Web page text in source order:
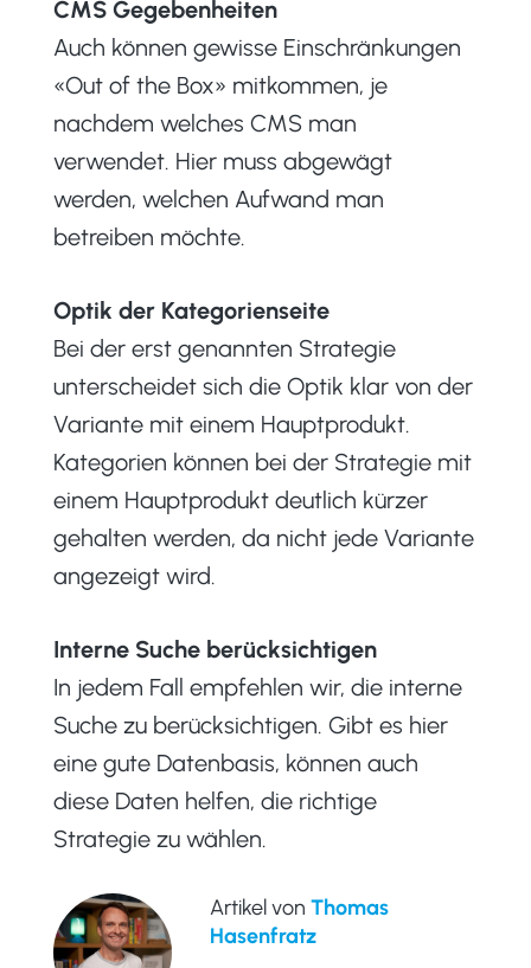
CMS Gegebenheiten
Auch können gewisse Einschränkungen
«Out of the Box» mitkommen, je
nachdem welches CMS man
verwendet. Hier muss abgewägt
werden, welchen Aufwand man
betreiben möchte.
Optik der Kategorienseite
Bei der erst genannten Strategie
unterscheidet sich die Optik klar von der
Variante mit einem Hauptprodukt.
Kategorien können bei der Strategie mit
einem Hauptprodukt deutlich kürzer
gehalten werden, da nicht jede Variante
angezeigt wird.
Interne Suche berücksichtigen
In jedem Fall empfehlen wir, die interne
Suche zu berücksichtigen. Gibt es hier
eine gute Datenbasis, können auch
diese Daten helfen, die richtige
Strategie zu wählen.
Artikel von Thomas
Hasenfratz